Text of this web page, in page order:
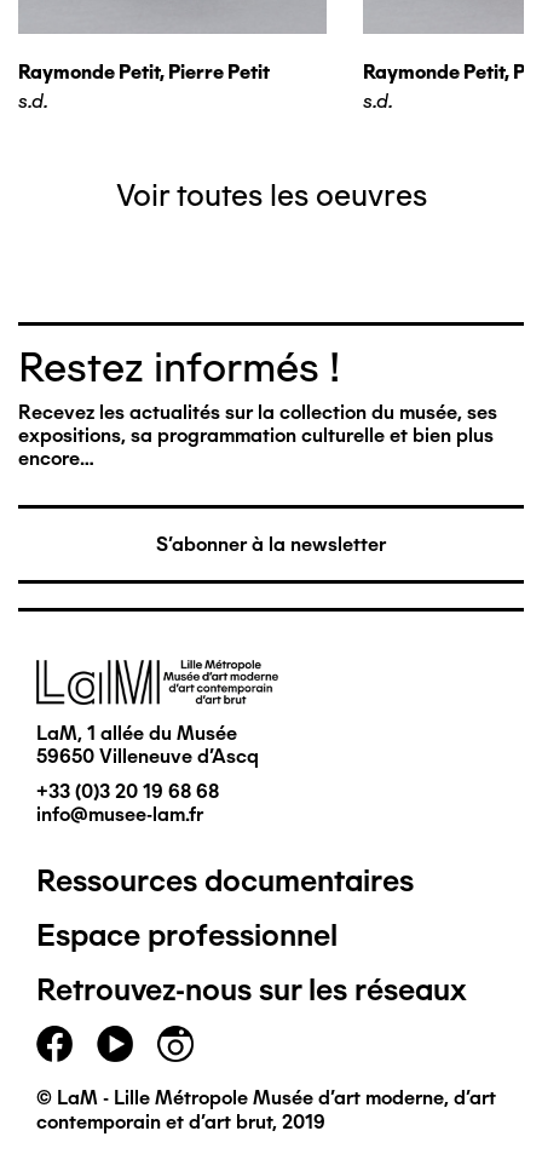
Raymonde Petit, Pierre Petit
s.d.
Raymonde Petit,
s.d.
Voir toutes les oeuvres
Restez informés !
Recevez les actualités sur la collection du musée, ses
expositions, sa programmation culturelle et bien plus
encore…
S'abonner à la newsletter
Image
LaM, 1 allée du Musée
59650 Villeneuve d'Ascq
+33 (0)3 20 19 68 68
info@musee-lam.fr
Pied
de
page
principal
Ressources documentaires
Espace professionnel
Retrouvez-nous sur les réseaux
© LaM - Lille Métropole Musée d'art moderne, d'art
contemporain et d'art brut, 2019